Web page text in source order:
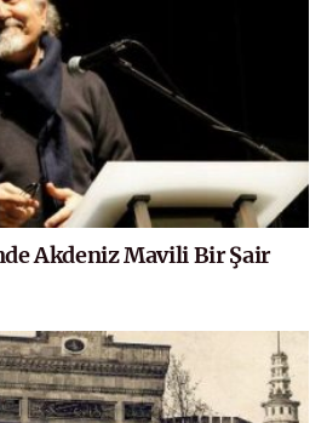
Akdeniz Mavili Bir Şair